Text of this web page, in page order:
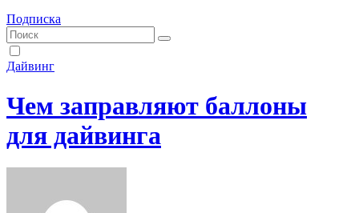
Подписка
Дайвинг
Чем заправляют баллоны
для дайвинга